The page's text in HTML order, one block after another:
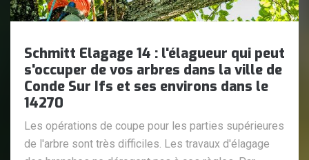
Schmitt Elagage 14 : l'élagueur qui peut
s'occuper de vos arbres dans la ville de
Conde Sur Ifs et ses environs dans le
14270
Les opérations de coupe pour les parties supérieures
de l'arbre sont très difficiles. Les travaux d'élagage